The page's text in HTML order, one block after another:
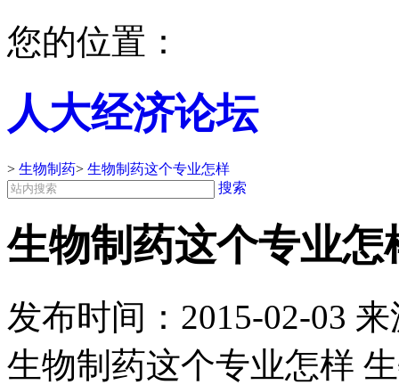
您的位置：
人大经济论坛
> 生物制药> 生物制药这个专业怎样
搜索
生物制药这个专业怎
发布时间： 2015-02-03 来
生物制药这个专业怎样